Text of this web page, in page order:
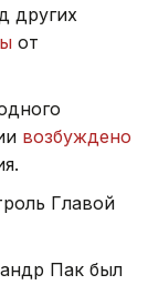
других
от
возбуждено
Главой
Пак был